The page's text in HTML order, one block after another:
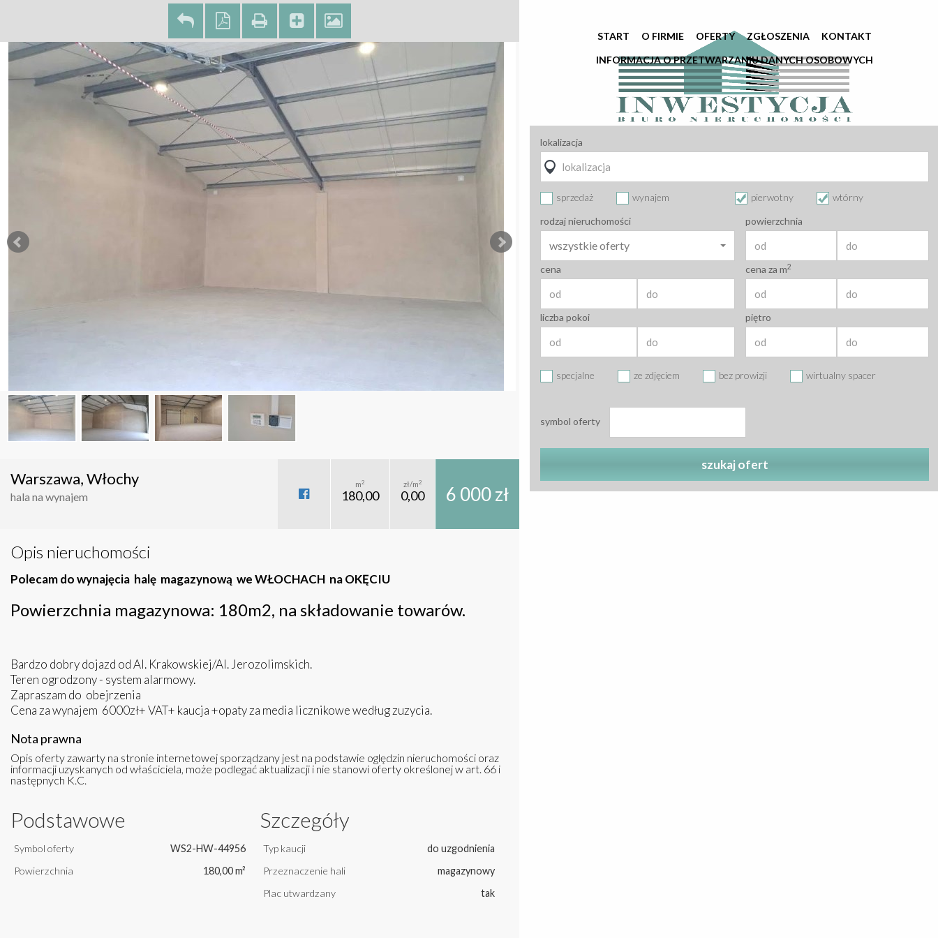
Warszawa, Włochy
hala na wynajem
m2
180,00
zł/m2
0,00 6 000 zł
Opis nieruchomości
Polecam do wynajęcia halę magazynową we WŁOCHACH na OKĘCIU
Powierzchnia magazynowa: 180m2, na składowanie towarów.
Bardzo dobry dojazd od Al. Krakowskiej/Al. Jerozolimskich.
Teren ogrodzony - system alarmowy.
Zapraszam do obejrzenia
Cena za wynajem 6000zł+ VAT+ kaucja +opaty za media licznikowe według zuzycia.
Nota prawna
Opis oferty zawarty na stronie internetowej sporządzany jest na podstawie oględzin nieruchomości oraz
informacji uzyskanych od właściciela, może podlegać aktualizacji i nie stanowi oferty określonej w art. 66 i
następnych K.C.
Podstawowe
Symbol oferty
WS2-HW-44956
Powierzchnia
180,00 m²
Szczegóły
Typ kaucji
do uzgodnienia
Przeznaczenie hali
magazynowy
Plac utwardzany
tak
START O FIRMIE OFERTY ZGŁOSZENIA
KONTAKT
INFORMACJA O PRZETWARZANIU DANYCH OSOBOWYCH
lokalizacja
sprzedaż wynajem pierwotny
wtórny
rodzaj nieruchomości
wszystkie oferty
powierzchnia
cena cena za m2
liczba pokoi piętro
specjalne ze zdjęciem bez prowizji wirtualny spacer
symbol oferty
szukaj ofert